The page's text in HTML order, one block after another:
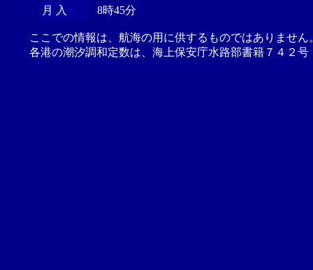
月 入
8時45分
ここでの情報は、航海の用に供するものではありませ
各港の潮汐調和定数は、海上保安庁水路部書籍７４２